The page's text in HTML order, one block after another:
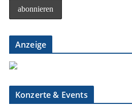
Anzeige
Konzerte & Events